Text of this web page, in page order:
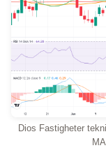
Dios Fastigheter